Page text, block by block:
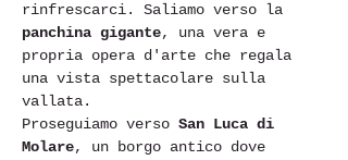
rinfrescarci. Saliamo verso la
panchina gigante, una vera e
propria opera d'arte che regala
una vista spettacolare sulla
vallata.
Proseguiamo verso San Luca di
Molare, un borgo antico dove